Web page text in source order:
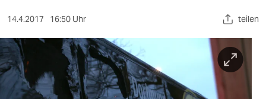
sport
berlin
14.4.2017 16:50 Uhr teilen